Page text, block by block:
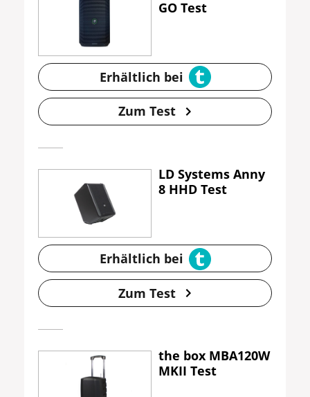
GO Test
Erhältlich bei
Zum Test
LD Systems Anny
8 HHD Test
Erhältlich bei
Zum Test
the box MBA120W
MKII Test